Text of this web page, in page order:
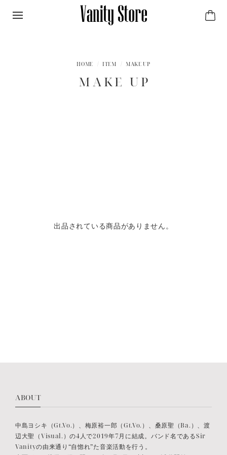
ITEM MAKE UP
MAKE UP
出品されている商品がありません。
ABOUT
中島ヨシキ（Gt.Vo.）、梅原裕一郎（Gt.Vo.）、桑原聖（Ba.）、渡
辺大聖（Visual.）の4人で2019年7月に結成。バンド名であるSir
Vanityの由来通り“自惚れ”た音楽活動を行う。